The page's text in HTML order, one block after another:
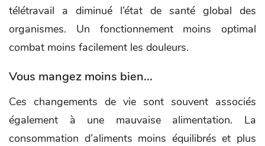
télétravail a diminué l’état de santé global des
organismes. Un fonctionnement moins optimal
combat moins facilement les douleurs.
Vous mangez moins bien...
Ces changements de vie sont souvent associés
également à une mauvaise alimentation. La
consommation d’aliments moins équilibrés et plus